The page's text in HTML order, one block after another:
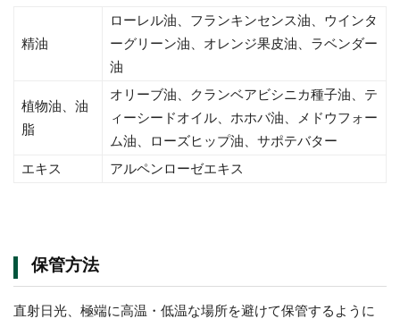
精油
ローレル油、フランキンセンス油、ウインタ
ーグリーン油、オレンジ果皮油、ラベンダー
油
植物油、油
脂
オリーブ油、クランベアビシニカ種子油、テ
ィーシードオイル、ホホバ油、メドウフォー
ム油、ローズヒップ油、サポテバター
エキス
アルペンローゼエキス
保管方法
直射日光、極端に高温・低温な場所を避けて保管するように